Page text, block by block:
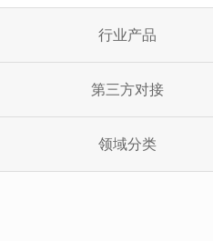
行业产品
第三方对接
领域分类